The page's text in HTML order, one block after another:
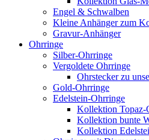
Engel & Schwalben
Kleine Anhänger zum
Gravur-Anhänger
Ohrringe
Silber-Ohrringe
Vergoldete Ohrringe
Ohrstecker zu
Gold-Ohrringe
Edelstein-Ohrringe
Kollektion Topaz-
Kollektion bunte
Kollektion